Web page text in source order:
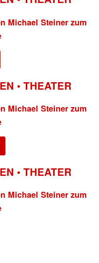
Michael Steiner zum
• THEATER
Michael Steiner zum
• THEATER
Michael Steiner zum